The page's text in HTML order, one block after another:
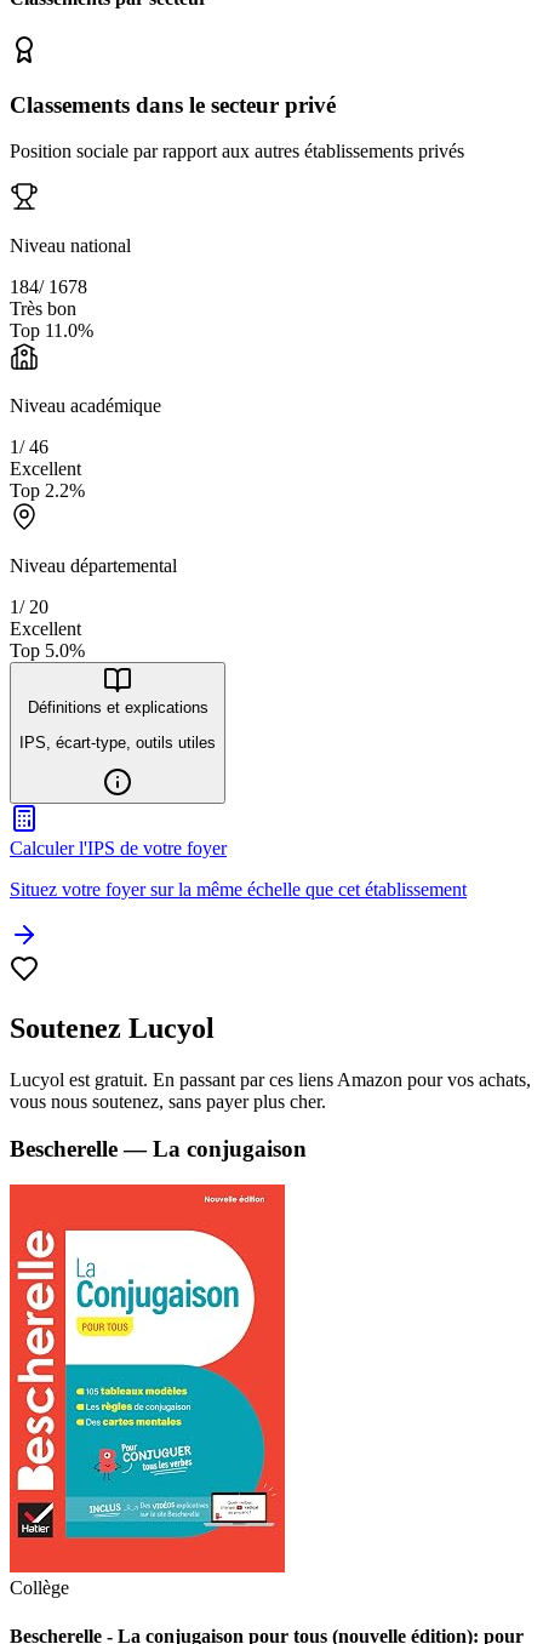
Classements dans le secteur privé
Position sociale par rapport aux autres établissements privés
Niveau national
184/ 1678
Très bon
Top 11.0%
Niveau académique
1/46
Excellent
Top 2.2%
Niveau départemental
1/ 20
Excellent
Top 5.0%
Définitions et explications
IPS, écart-type, outils utiles
Calculer l'IPS de votre foyer
Situez votre foyer sur la même échelle que cet établissement
Soutenez Lucyol
Lucyol est gratuit. En passant par ces liens Amazon pour vos achats,
vous nous soutenez, sans payer plus cher.
Bescherelle — La conjugaison
Collège
Bescherelle - La conjugaison pour tous (nouvelle édition): pour